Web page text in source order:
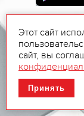
Этот сайт
сайт, вы
Принять